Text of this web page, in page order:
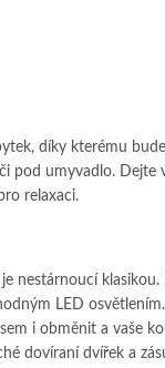
díky kterému
pod umyvadlo.
relaxaci.
nestárnoucí
LED
i obměnit a vaše
dovíraní dvířek a